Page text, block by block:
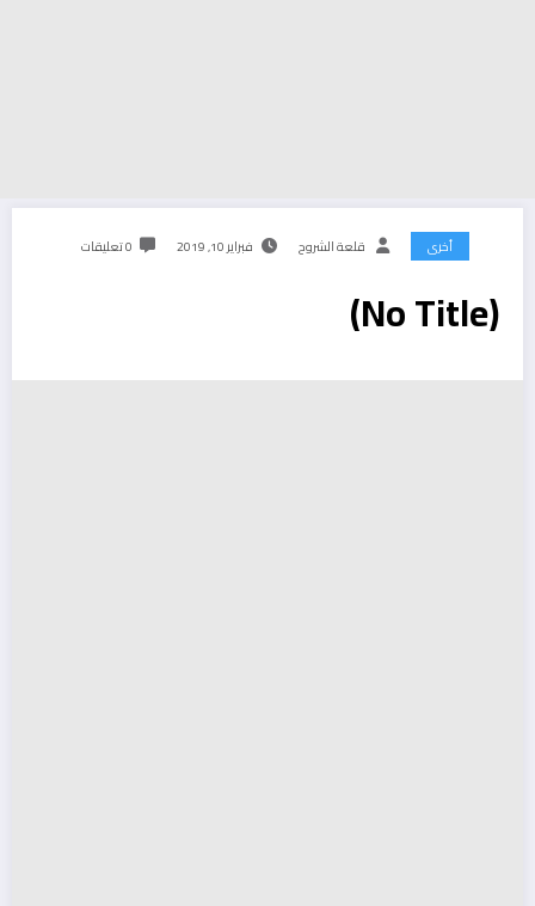
أخرى قلعة الشروح فبراير 10, 2019 0 تعليقات
(No Title)